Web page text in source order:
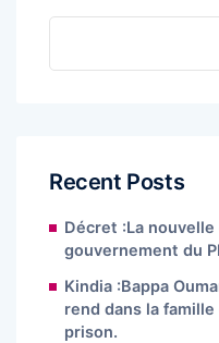
Recent Posts
Décret :La
gouvernement du
Kindia :Bappa
rend dans la
prison.